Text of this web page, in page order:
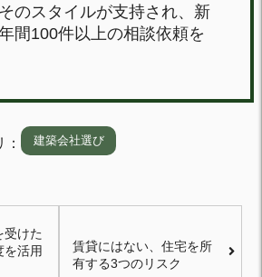
のスタイルが支持され、新
間100件以上の相談依頼を
建築会社選び
受けた
を活用
賃貸にはない、住宅を所
有する3つのリスク